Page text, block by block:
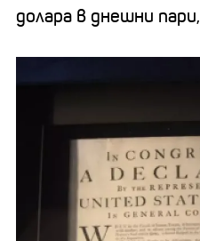
долара в днешни пари,